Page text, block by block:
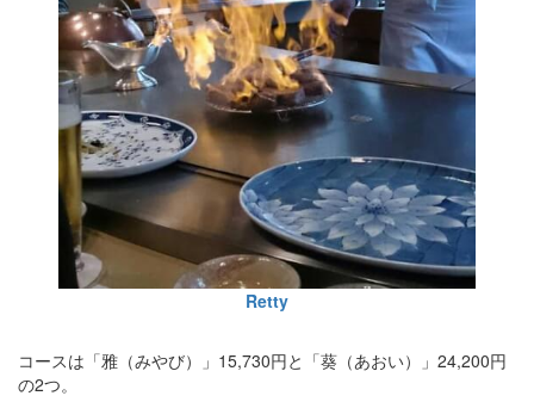
Retty
コースは「雅（みやび）」15,730円と「葵（あおい）」24,200円
の2つ。